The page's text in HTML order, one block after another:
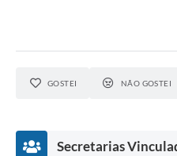
GOSTEI NÃO GOSTEI
Secretarias